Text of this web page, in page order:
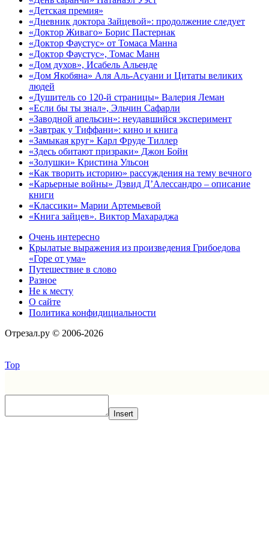
«Детская премия»
«Дневник доктора Зайцевой»: продолжение следует
«Доктор Живаго» Борис Пастернак
«Доктор Фаустус» от Томаса Манна
«Доктор Фаустус», Томас Манн
«Дом духов», Исабель Альенде
«Дом Якобяна» Аля Аль-Асуани и Цитаты великих
людей
«Душитель со 120-й страницы» Валерия Леман
«Если бы ты знал», Эльчин Сафарли
«Заводной апельсин»: неудавшийся эксперимент
«Завтрак у Тиффани»: кино и книга
«Замыкая круг» Карл Фруде Тиллер
«Здесь обитают призраки» Джон Бойн
«Золушки» Кристина Ульсон
«Как творить историю» рассуждения на тему вечного
«Карьерные войны» Дэвид Д’Алессандро – описание
книги
«Классики» Марии Артемьевой
«Книга зайцев». Виктор Махараджа
Очень интересно
Крылатые выражения из произведения Грибоедова
«Горе от ума»
Путешествие в слово
Разное
Не к месту
О сайте
Политика конфидициальности
Отрезал.ру © 2006-2026
Top
Insert